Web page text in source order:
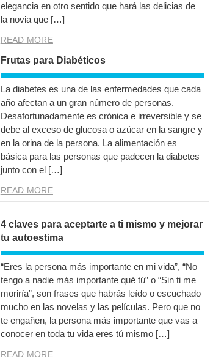
elegancia en otro sentido que hará las delicias de
la novia que […]
READ MORE
Frutas para Diabéticos
La diabetes es una de las enfermedades que cada
año afectan a un gran número de personas.
Desafortunadamente es crónica e irreversible y se
debe al exceso de glucosa o azúcar en la sangre y
en la orina de la persona. La alimentación es
básica para las personas que padecen la diabetes
junto con el […]
READ MORE
4 claves para aceptarte a ti mismo y mejorar
tu autoestima
“Eres la persona más importante en mi vida”, “No
tengo a nadie más importante qué tú” o “Sin ti me
moriría”, son frases que habrás leído o escuchado
mucho en las novelas y las películas. Pero que no
te engañen, la persona más importante que vas a
conocer en toda tu vida eres tú mismo […]
READ MORE